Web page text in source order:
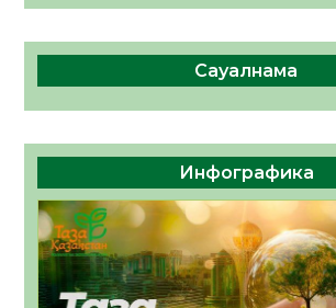
Сауалнама
Инфографика